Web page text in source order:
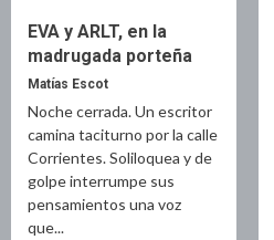
EVA y ARLT, en la
madrugada porteña
Matías Escot
Noche cerrada. Un escritor
camina taciturno por la calle
Corrientes. Soliloquea y de
golpe interrumpe sus
pensamientos una voz
que...